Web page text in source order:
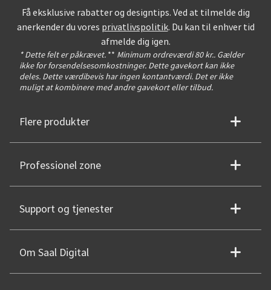
Få eksklusive rabatter og designtips. Ved at tilmelde dig
anerkender du vores privatlivspolitik. Du kan til enhver tid
afmelde dig igen.
* Dette felt er påkrævet. ** Minimum ordreværdi 80 kr.. Gælder
ikke for forsendelsesomkostninger. Dette gavekort kan ikke
deles. Dette værdibevis har ingen kontantværdi. Det er ikke
muligt at kombinere med andre gavekort eller tilbud.
Flere produkter
Professionel zone
Support og tjenester
Om Saal Digital